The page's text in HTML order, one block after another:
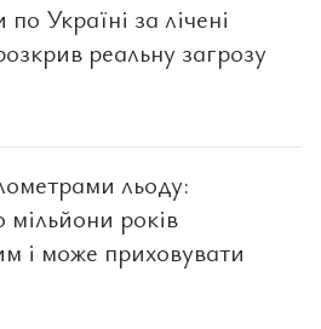
Україні за лічені
реальну загрозу
льоду:
мільйони років
і може приховувати